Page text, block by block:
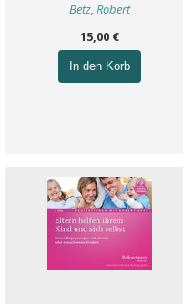
Betz, Robert
15,00 €
In den Korb